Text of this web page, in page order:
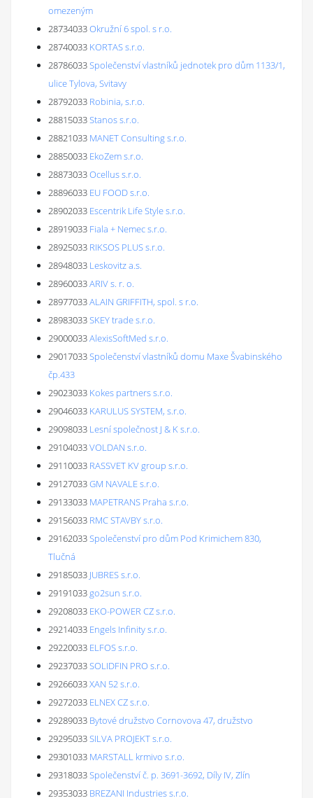
omezeným
28734033Okružní 6 spol. s r.o.
28740033 KORTAS s.r.o.
28786033Společenství vlastníků jednotek pro dům 1133/1,
ulice Tylova, Svitavy
28792033 Robinia, s.r.o.
28815033Stanos s.r.o.
28821033 MANET Consulting s.r.o.
28850033 EkoZem s.r.o.
28873033Ocellus s.r.o.
28896033 EU FOOD s.r.o.
28902033 Escentrik Life Style s.r.o.
28919033 Fiala + Nemec s.r.o.
28925033 RIKSOS PLUS s.r.o.
28948033 Leskovitz a.s.
28960033ARIV s. r. o.
28977033ALAIN GRIFFITH, spol. s r.o.
28983033SKEY trade s.r.o.
29000033AlexisSoftMed s.r.o.
29017033Společenství vlastníků domu Maxe Švabinského
čp.433
29023033 Kokes partners s.r.o.
29046033 KARULUS SYSTEM, s.r.o.
29098033 Lesní společnost J & K s.r.o.
29104033VOLDAN s.r.o.
29110033 RASSVET KV group s.r.o.
29127033GM NAVALE s.r.o.
29133033 MAPETRANS Praha s.r.o.
29156033 RMC STAVBY s.r.o.
29162033Společenství pro dům Pod Krimichem 830,
Tlučná
29185033 JUBRES s.r.o.
29191033go2sun s.r.o.
29208033 EKO-POWER CZ s.r.o.
29214033 Engels Infinity s.r.o.
29220033 ELFOS s.r.o.
29237033SOLIDFIN PRO s.r.o.
29266033XAN 52 s.r.o.
29272033 ELNEX CZ s.r.o.
29289033 Bytové družstvo Cornovova 47, družstvo
29295033SILVA PROJEKT s.r.o.
29301033 MARSTALL krmivo s.r.o.
29318033Společenství č. p. 3691-3692, Díly IV, Zlín
29353033 BREZANI Industries s.r.o.